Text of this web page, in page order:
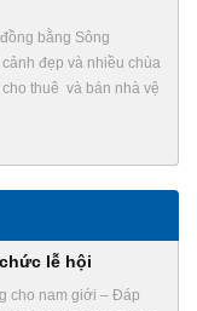
bằng Sông
đẹp và nhiều chùa
thuê và bán nhà vệ
lễ hội
cho nam giới – Đáp